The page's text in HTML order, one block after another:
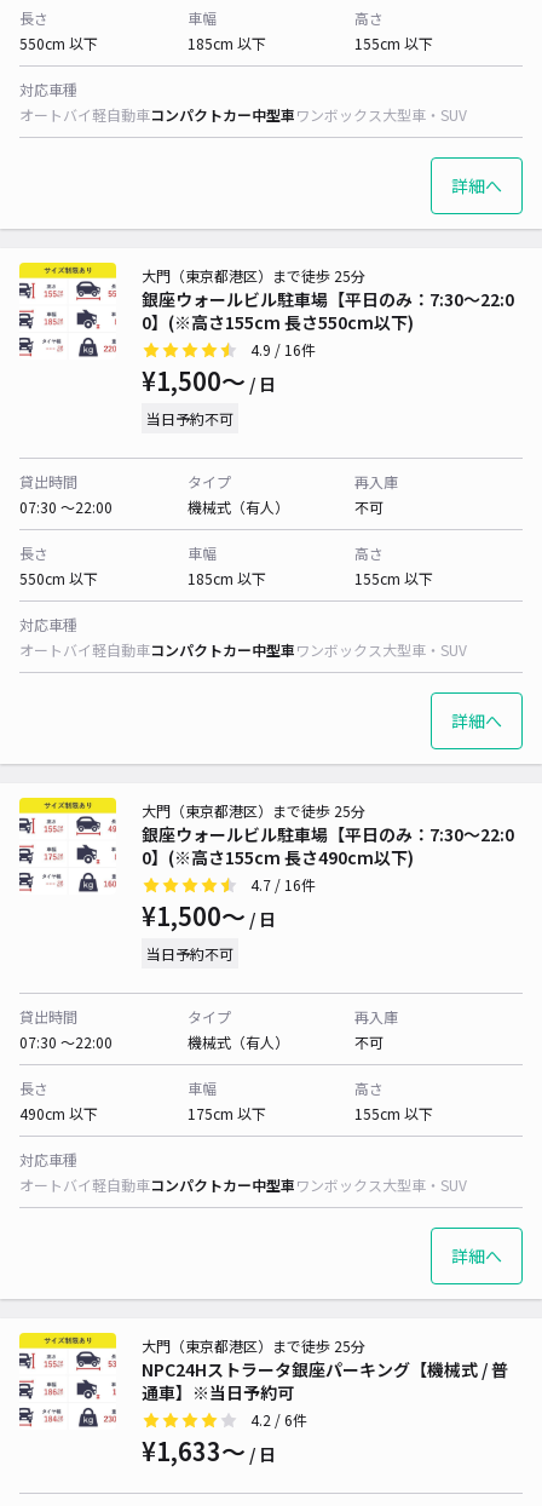
長さ
550cm 以下
車幅
185cm 以下
高さ
155cm 以下
対応車種
オートバイ軽自動車コンパクトカー中型車ワンボックス大型車・SUV
詳細へ
銀座ウォールビル駐車場【平日のみ：7:30～22:0
0】(※高さ155cm 長さ550cm以下)
大門（東京都港区）まで徒歩 25分
4.9 / 16件
¥1,500〜 / 日
当日予約不可
貸出時間
07:30 〜22:00
タイプ
機械式（有人）
再入庫
不可
長さ
550cm 以下
車幅
185cm 以下
高さ
155cm 以下
対応車種
オートバイ軽自動車コンパクトカー中型車ワンボックス大型車・SUV
詳細へ
銀座ウォールビル駐車場【平日のみ：7:30～22:0
0】(※高さ155cm 長さ490cm以下)
大門（東京都港区）まで徒歩 25分
4.7 / 16件
¥1,500〜 / 日
当日予約不可
貸出時間
07:30 〜22:00
タイプ
機械式（有人）
再入庫
不可
長さ
490cm 以下
車幅
175cm 以下
高さ
155cm 以下
対応車種
オートバイ軽自動車コンパクトカー中型車ワンボックス大型車・SUV
詳細へ
NPC24Hストラータ銀座パーキング【機械式 / 普
通車】※当日予約可
大門（東京都港区）まで徒歩 25分
4.2 / 6件
¥1,633〜 / 日